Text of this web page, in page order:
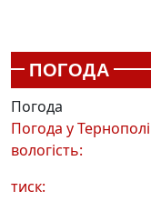
ПОГОДА
Погода
Погода уТернополі
вологість:
тиск: